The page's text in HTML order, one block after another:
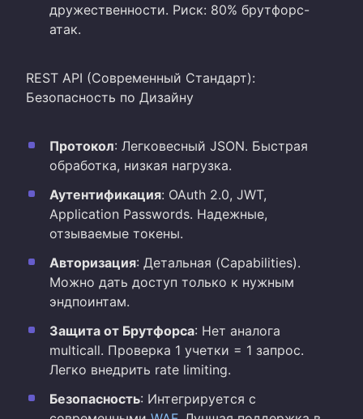
дружественности. Риск: 80% брутфорс-
атак.
REST API (Современный Стандарт):
Безопасность по Дизайну
Протокол: Легковесный JSON. Быстрая
обработка, низкая нагрузка.
Аутентификация: OAuth 2.0, JWT,
Application Passwords. Надежные,
отзываемые токены.
Авторизация: Детальная (Capabilities).
Можно дать доступ только к нужным
эндпоинтам.
Защита от Брутфорса: Нет аналога
multicall. Проверка 1 учетки = 1 запрос.
Легко внедрить rate limiting.
Безопасность: Интегрируется с